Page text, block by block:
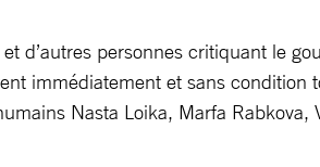
d’autres personnes critiquant le
immédiatement et sans condition
Nasta Loika, Marfa Rabkova,